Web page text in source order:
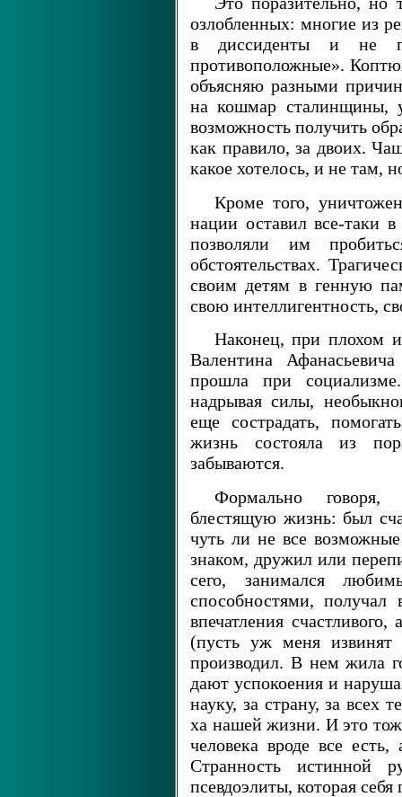
озлобленных: многие из
в диссиденты и не
противоположные».
объясняю разными
на кошмар сталинщины, у
возможность получить
как правило, за двоих.
какое хотелось, и не там,
Кроме того,
нации оставил все-таки
позволяли им
обстоятельствах.
своим детям в генную
свою интеллигентность,
Наконец, при плохом
Валентина
прошла при
надрывая силы,
еще сострадать,
жизнь состояла из
забываются.
Формально говоря,
блестящую жизнь: был
чуть ли не все
знаком, дружил или
сего, занимался
способностями,
впечатления
(пусть уж меня извинят
производил. В нем жила
дают успокоения и
науку, за страну, за всех
ха нашей жизни. И это
человека вроде все
Странность истинной
псевдоэлиты, которая